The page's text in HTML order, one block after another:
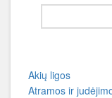
Akių ligos
Atramos ir